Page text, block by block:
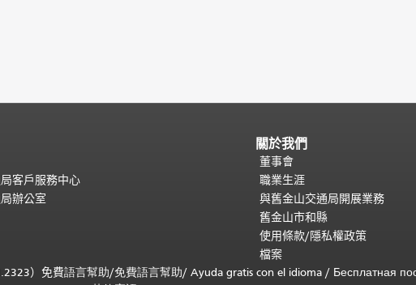
客戶服務中心
辦公室
關於我們
董事會
職業生涯
與舊金山交通局開展業務
舊金山市和縣
使用條款/隱私權政策
檔案
）免費語言幫助/免費語言幫助/ Ayuda gratis con el idioma / Бесплатная